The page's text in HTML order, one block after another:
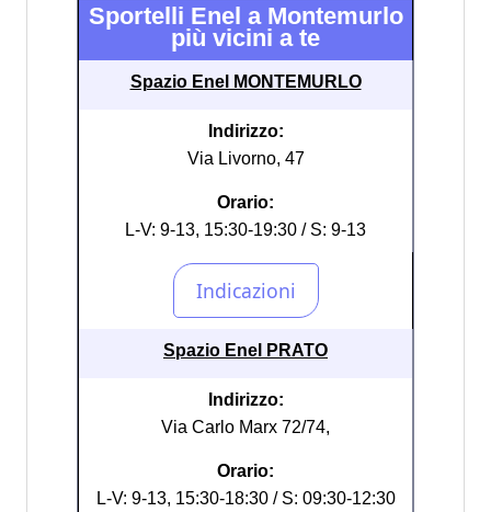
Sportelli Enel a Montemurlo
più vicini a te
Spazio Enel MONTEMURLO
Indirizzo:
Via Livorno, 47
Orario:
L-V: 9-13, 15:30-19:30 / S: 9-13
Spazio Enel PRATO
Indirizzo:
Via Carlo Marx 72/74,
Orario:
L-V: 9-13, 15:30-18:30 / S: 09:30-12:30